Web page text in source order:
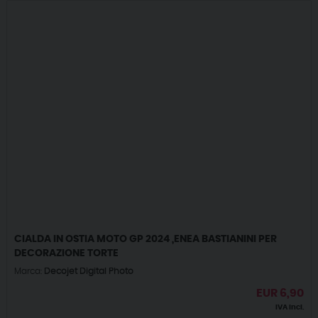
CIALDA IN OSTIA MOTO GP 2024 ,ENEA BASTIANINI PER
DECORAZIONE TORTE
Marca: Decojet Digital Photo
EUR 6,90
IVA incl.